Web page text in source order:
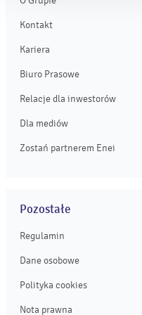
Kontakt
Kariera
Biuro Prasowe
Relacje dla inwestorów
Dla mediów
Zostań partnerem Enei
Pozostałe
Regulamin
Dane osobowe
Polityka cookies
Nota prawna